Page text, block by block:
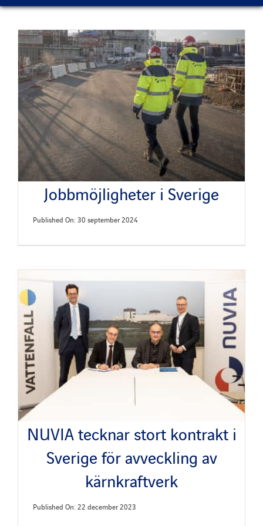
Jobbmöjligheter i Sverige
Published On: 30 september 2024
NUVIA tecknar stort kontrakt i
Sverige för avveckling av
kärnkraftverk
Published On: 22 december 2023